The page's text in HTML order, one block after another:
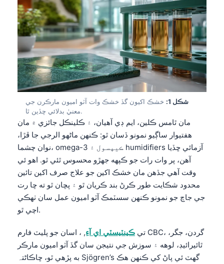
شڪل 1:
خشڪ اکيون گڏ خشڪ وات آٽو اميون مارڪرن جي
معنيٰ بدلائي ڇڏين ٿا.
مان ٿامس ڪلين، ايم ڊي آهيان، ۽ ڪلينڪل جائزي ۾ مان
هفتيوار ساڳيو نمونو ڏسان ٿو: ڪنهن ماڻهو الرجي جا ڦڙا،
نوان چشما، omega-3 ڪيپسول ۽ humidifiers آزمائي ڇڏيا
آهن، پر وات رات جو ڪپهه جهڙو محسوس ٿئي ٿو. اهو ئي
وقت آهي جڏهن مان خشڪ اکين جو علاج صرف اکين تائين
محدود شڪايت طور ڪرڻ بند ڪريان ٿو ۽ پڇان ٿو ته ڇا رت
جي جاچ جو نمونو ڪنهن سسٽمڪ آٽو اميون عمل سان ٺهڪي
اچي ٿو.
تي ڪينٽيسٽي اي آءِ, ، اسان جو پليٽ فارم CBC، گردن، جگر،
ٿائيرائيڊ، لوهه ۽ سوزش جي نتيجن سان گڏ آٽو اميون مارڪر
به پڙهي ٿو، ڇاڪاڻ⁠تہ Sjögren’s گهٽ ئي پاڻ کي ڪنهن هڪ